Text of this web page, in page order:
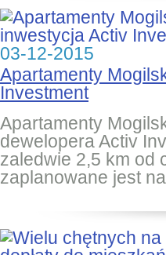
03-12-2015
Apartamenty
Investment
Apartamenty
dewelopera Activ
zaledwie 2,5 km od
zaplanowane jest